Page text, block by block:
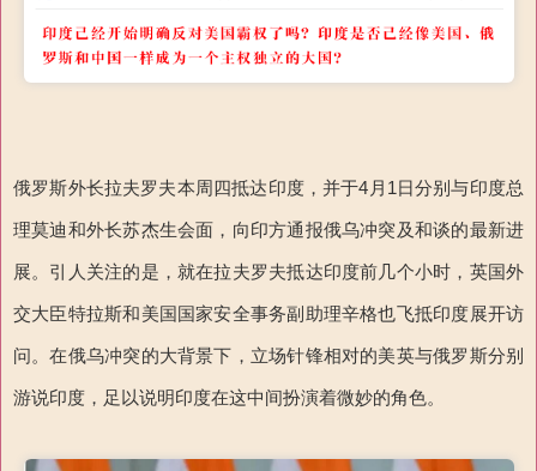
俄罗斯外长拉夫罗夫本周四抵达印度，并于4月1日分别与印度总
理莫迪和外长苏杰生会面，向印方通报俄乌冲突及和谈的最新进
展。引人关注的是，就在拉夫罗夫抵达印度前几个小时，英国外
交大臣特拉斯和美国国家安全事务副助理辛格也飞抵印度展开访
问。在俄乌冲突的大背景下，立场针锋相对的美英与俄罗斯分别
游说印度，足以说明印度在这中间扮演着微妙的角色。